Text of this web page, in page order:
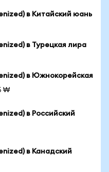
в Китайский юань
в Турецкая лира
в Южнокорейская
₩
в Российский
в Канадский